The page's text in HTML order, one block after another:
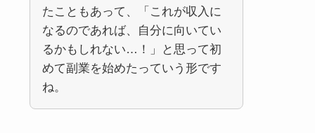
たこともあって、「これが収入に
なるのであれば、自分に向いてい
るかもしれない…！」と思って初
めて副業を始めたっていう形です
ね。